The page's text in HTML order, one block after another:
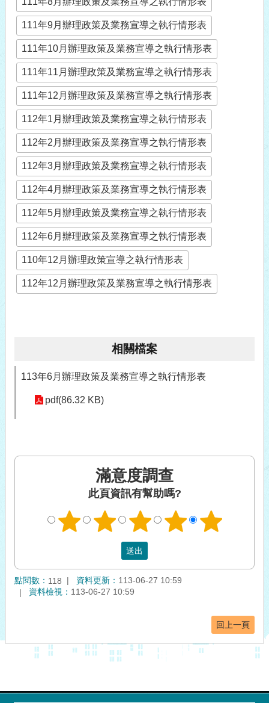
111年9月辦理政策及業務宣導之執行情形表
111年10月辦理政策及業務宣導之執行情形表
111年11月辦理政策及業務宣導之執行情形表
111年12月辦理政策及業務宣導之執行情形表
112年1月辦理政策及業務宣導之執行情形表
112年2月辦理政策及業務宣導之執行情形表
112年3月辦理政策及業務宣導之執行情形表
112年4月辦理政策及業務宣導之執行情形表
112年5月辦理政策及業務宣導之執行情形表
112年6月辦理政策及業務宣導之執行情形表
110年12月辦理政策宣導之執行情形表
112年12月辦理政策及業務宣導之執行情形表
相關檔案
113年6月辦理政策及業務宣導之執行情形表
pdf(86.32 KB)
滿意度調查
此頁資訊有幫助嗎?
點閱數： 118 資料更新： 113-06-27 10:59
資料檢視： 113-06-27 10:59
回上一頁